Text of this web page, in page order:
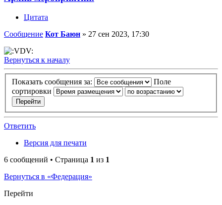
Цитата
Сообщение Кот Баюн » 27 сен 2023, 17:30
Вернуться к началу
Показать сообщения за:
Поле
сортировки
Ответить
Версия для печати
6 сообщений • Страница 1 из 1
Вернуться в «Федерация»
Перейти